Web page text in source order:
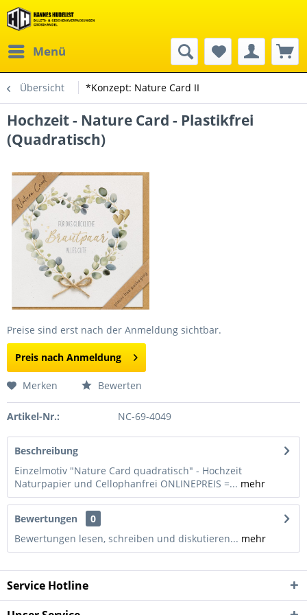
Menü
Übersicht *Konzept: Nature Card II
Hochzeit - Nature Card - Plastikfrei
(Quadratisch)
Preise sind erst nach der Anmeldung sichtbar.
Preis nach Anmeldung
Merken Bewerten
Artikel-Nr.: NC-69-4049
Beschreibung
Einzelmotiv "Nature Card quadratisch" - Hochzeit
Naturpapier und Cellophanfrei ONLINEPREIS =... mehr
Bewertungen
0
Bewertungen lesen, schreiben und diskutieren... mehr
Service Hotline